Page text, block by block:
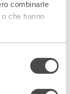
combinarle
che hanno